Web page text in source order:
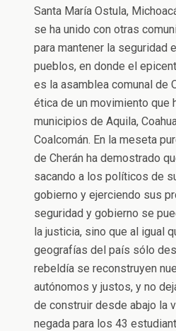
Santa María Ostula,
se ha unido con otras
para mantener la seguridad
pueblos, en donde el
es la asamblea comunal de
ética de un movimiento que
municipios de Aquila,
Coalcomán. En la meseta
de Cherán ha demostrado
sacando a los políticos de
gobierno y ejerciendo sus
seguridad y gobierno se
la justicia, sino que al igual
geografías del país sólo
rebeldía se reconstruyen
autónomos y justos, y no
de construir desde abajo la
negada para los 43